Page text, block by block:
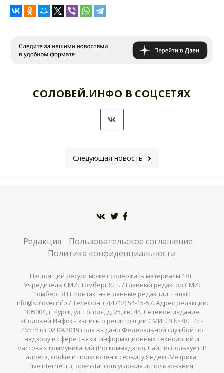
СОЛОВЕЙ.ИНФО В СОЦСЕТЯХ
Следующая новость
Редакция
Пользовательское соглашение
Политика конфиденциальности
Настоящий ресурс может содержать материалы 18+.
Учредитель СМИ: Томберг Я.Н. / Главный редактор СМИ:
Томберг Я.Н. Контактные данные редакции: E-mail:
info@solovei.info / Телефон:+7(4712) 54-15-57. Адрес редакции:
305004, г. Курск, ул. Гоголя, д. 25, кв. 44. Сетевое издание
«Соловей.Инфо» - запись о регистрации СМИ ЭЛ № ФС 77 -
76535от 02.09.2019 года выдано Федеральной службой по
надзору в сфере связи, информационных технологий и
массовых коммуникаций (Роскомнадзор). Сайт использует IP
адреса, cookie и подключен к сервису Яндекс.Метрика,
liveinternet.ru, openstat.com условия использования